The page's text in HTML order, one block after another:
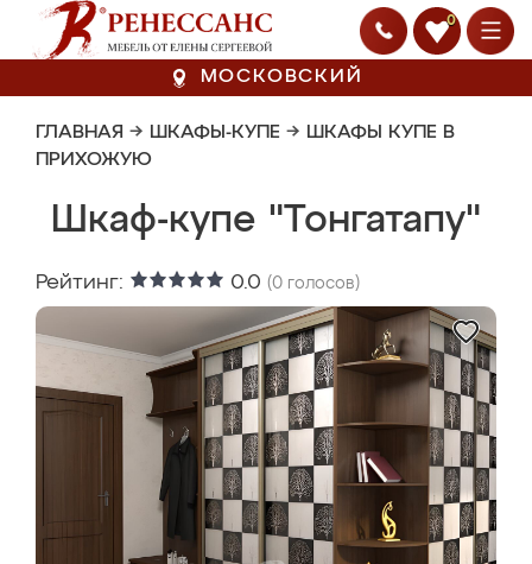
0
МОСКОВСКИЙ
ГЛАВНАЯ → ШКАФЫ-КУПЕ → ШКАФЫ КУПЕ В
ПРИХОЖУЮ
Шкаф-купе "Тонгатапу"
Рейтинг: 0.0 (0 голосов)